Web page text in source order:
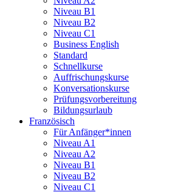
Niveau B1
Niveau B2
Niveau C1
Business English
Standard
Schnellkurse
Auffrischungskurse
Konversationskurse
Prüfungsvorbereitung
Bildungsurlaub
Französisch
Für Anfänger*innen
Niveau A1
Niveau A2
Niveau B1
Niveau B2
Niveau C1